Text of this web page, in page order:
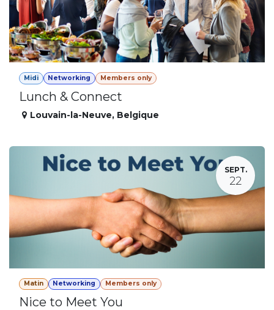
Midi Networking Members only
Lunch & Connect
Louvain-la-Neuve, Belgique
SEPT.
22
Matin Networking Members only
Nice to Meet You